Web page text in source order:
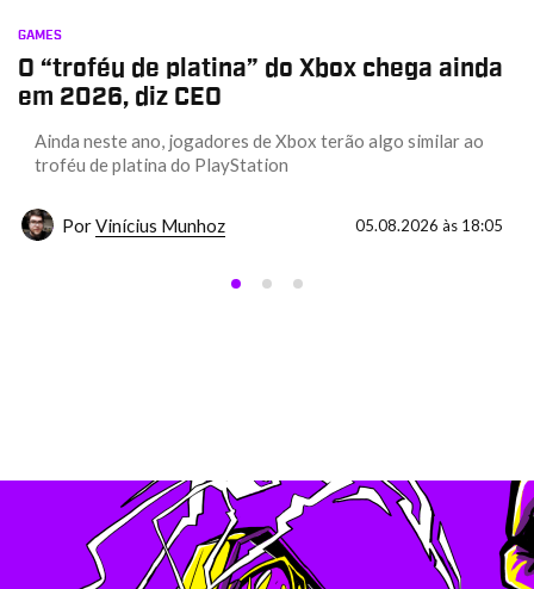
GAMES
O “troféu de platina” do Xbox chega ainda
em 2026, diz CEO
Ainda neste ano, jogadores de Xbox terão algo similar ao
troféu de platina do PlayStation
PorVinícius Munhoz 05.08.2026 às 18:05